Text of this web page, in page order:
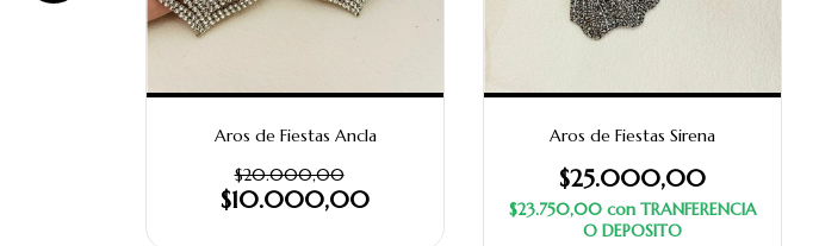
Aros de Fiestas Ancla
$20.000,00
$10.000,00
Aros de Fiestas Sirena
$25.000,00
$23.750,00 con TRANFERENCIA
O DEPOSITO